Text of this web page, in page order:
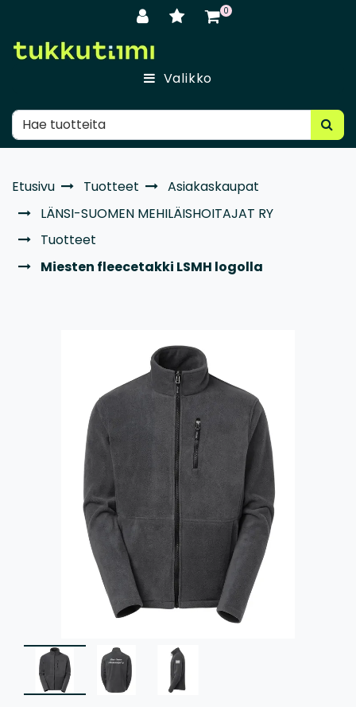
0
Valikko
Etusivu Tuotteet
Asiakaskaupat
LÄNSI-SUOMEN MEHILÄISHOITAJAT RY
Tuotteet
Miesten fleecetakki LSMH logolla